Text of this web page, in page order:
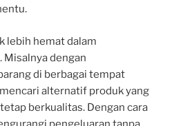
lebih hemat dalam
Misalnya dengan
di berbagai tempat
alternatif produk yang
berkualitas. Dengan cara